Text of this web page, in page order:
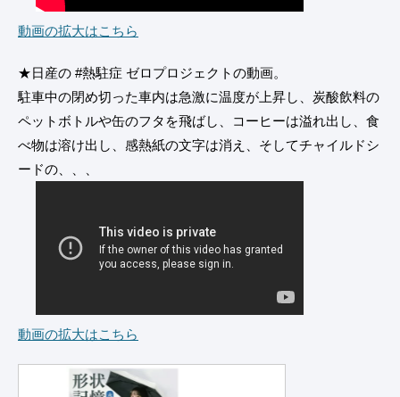
動画の拡大はこちら
★日産の #熱駐症 ゼロプロジェクトの動画。
駐車中の閉め切った車内は急激に温度が上昇し、炭酸飲料の
ペットボトルや缶のフタを飛ばし、コーヒーは溢れ出し、食
べ物は溶け出し、感熱紙の文字は消え、そしてチャイルドシ
ードの、、、
動画の拡大はこちら